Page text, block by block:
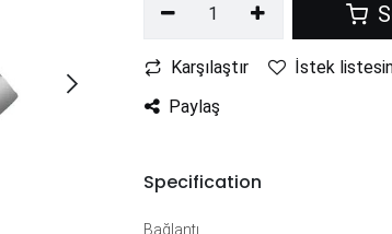
Karşılaştır
İstek
Paylaş
Specification
Bağlantı